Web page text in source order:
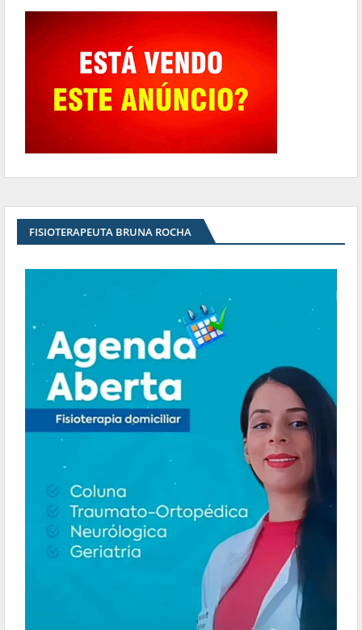
FISIOTERAPEUTA BRUNA ROCHA